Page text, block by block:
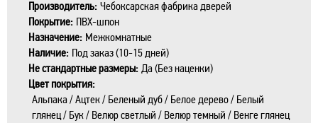
Производитель: Чебоксарская фабрика дверей
Покрытие: ПВХ-шпон
Назначение: Межкомнатные
Наличие: Под заказ (10-15 дней)
Не стандартные размеры: Да (Без наценки)
Цвет покрытия:
Альпака / Ацтек / Беленый дуб / Белое дерево / Белый
глянец / Бук / Велюр светлый / Велюр темный / Венге глянец